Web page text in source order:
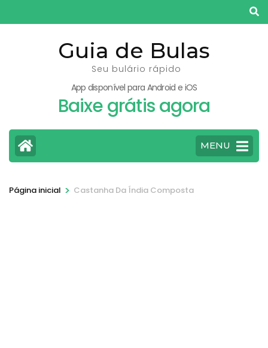
para
Guia de Bulas
Seu bulário rápido
App disponível para Android e iOS
Baixe grátis agora
MENU
Página inicial > Castanha Da Índia Composta